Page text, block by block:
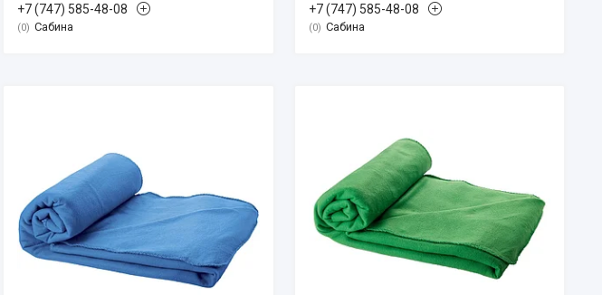
+7 (747) 585-48-08
0 Сабина
+7 (747) 585-48-08
0 Сабина